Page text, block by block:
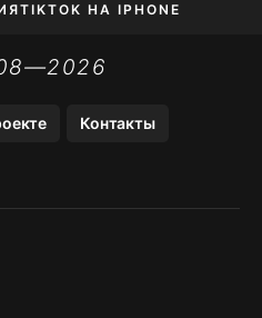
TIKTOK НА IPHONE
Контакты